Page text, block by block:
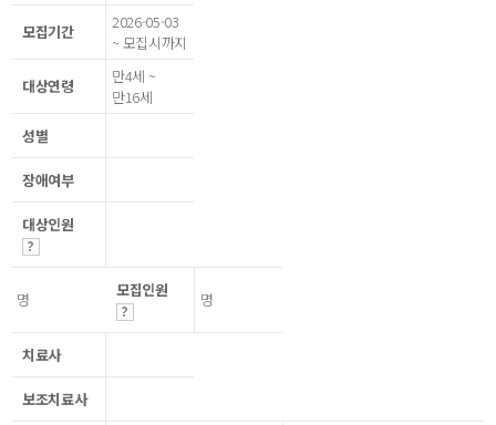
모집기간
2026-05-03
~ 모집시까지
대상연령
만4세 ~
만16세
성별
장애여부
대상인원
명 모집인원 명
치료사
보조치료사